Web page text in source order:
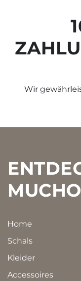
Wir
Footer
Home
Schals
Kleider
Accessoires